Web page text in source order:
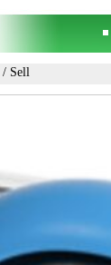
/ Sell